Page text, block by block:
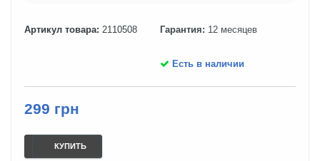
Артикул товара: 2110508 Гарантия: 12 месяцев
Есть в наличии
299 грн
КУПИТЬ